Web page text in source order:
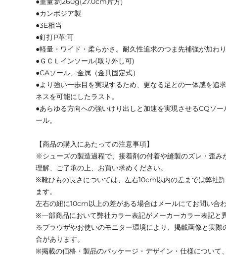
●カンボジア製
●3E相当
●釘打P革:可
●軽量・ワイド・柔らかさ。耐久性追求のつま先補強が加わ
●ＧＣＬインソール(取り外し可)
●CAソール、金属（金具固定式）
●より強い一歩目を実現するため、更なる足との一体感を追
ネスを可能にしたラスト。
●あらゆる方向への強いけり出しと加速を実現させるCQソ
ール。
【商品の購入にあたっての注意事項】
※シューズの製造過程で、接着剤の付着や縫製のズレ・歪み
理解、ご了承の上、お買い求めください。
※靴ひもの長さについては、左右10cm以内の差までは弊社
ます。
左右の紐に10cm以上の差がある場合はメールにてお問い合わ
※一部商品において弊社カラー表記がメーカーカラー表記と
※ブラウザやお使いのモニター環境により、掲載画像と実際
合があります。
※掲載の価格・製品のパッケージ・デザイン・仕様について